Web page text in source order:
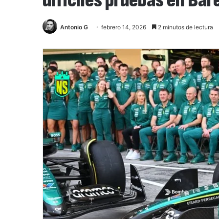
Antonio G febrero 14, 2026 2 minutos de lectura